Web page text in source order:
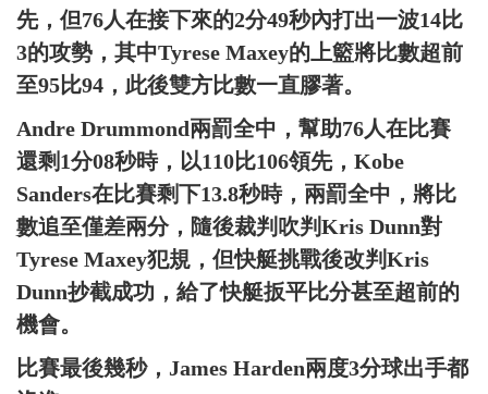
先，但76人在接下來的2分49秒內打出一波14比
3的攻勢，其中Tyrese Maxey的上籃將比數超前
至95比94，此後雙方比數一直膠著。
Andre Drummond兩罰全中，幫助76人在比賽
還剩1分08秒時，以110比106領先，Kobe
Sanders在比賽剩下13.8秒時，兩罰全中，將比
數追至僅差兩分，隨後裁判吹判Kris Dunn對
Tyrese Maxey犯規，但快艇挑戰後改判Kris
Dunn抄截成功，給了快艇扳平比分甚至超前的
機會。
比賽最後幾秒，James Harden兩度3分球出手都